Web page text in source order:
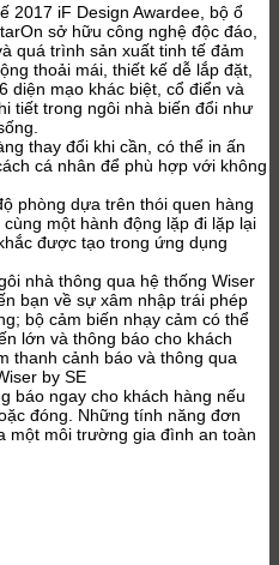
2017 iF Design Awardee, bộ ổ
sở hữu công nghệ độc đáo,
quá trình sản xuất tinh tế đảm
thoải mái, thiết kế dễ lắp đặt,
diện mạo khác biệt, cổ điển và
tiết trong ngôi nhà biến đổi như
thay đổi khi cần, có thể in ấn
cá nhân để phù hợp với không
phòng dựa trên thói quen hàng
một hành động lặp đi lặp lại
được tạo trong ứng dụng
nhà thông qua hệ thống Wiser
bạn về sự xâm nhập trái phép
bộ cảm biến nhạy cảm có thể
lớn và thông báo cho khách
thanh cảnh báo và thông qua
by SE
báo ngay cho khách hàng nếu
đóng. Những tính năng đơn
một môi trường gia đình an toàn